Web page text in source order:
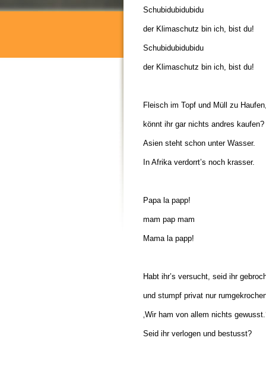
Schubidubidubidu
der Klimaschutz bin ich, bist du!
Schubidubidubidu
der Klimaschutz bin ich, bist du!
Fleisch im Topf und Müll zu
könnt ihr gar nichts andres kaufen?
Asien steht schon unter Wasser.
In Afrika verdorrt’s noch krasser.
Papa la papp!
mam pap mam
Mama la papp!
Habt ihr’s versucht, seid ihr
und stumpf privat nur
‚Wir ham von allem nichts
Seid ihr verlogen und bestusst?